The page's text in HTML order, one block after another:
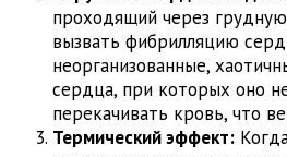
проходящий через
вызвать фибрилляцию
неорганизованные,
сердца, при которых оно
перекачивать кровь, что
Термический эффект: